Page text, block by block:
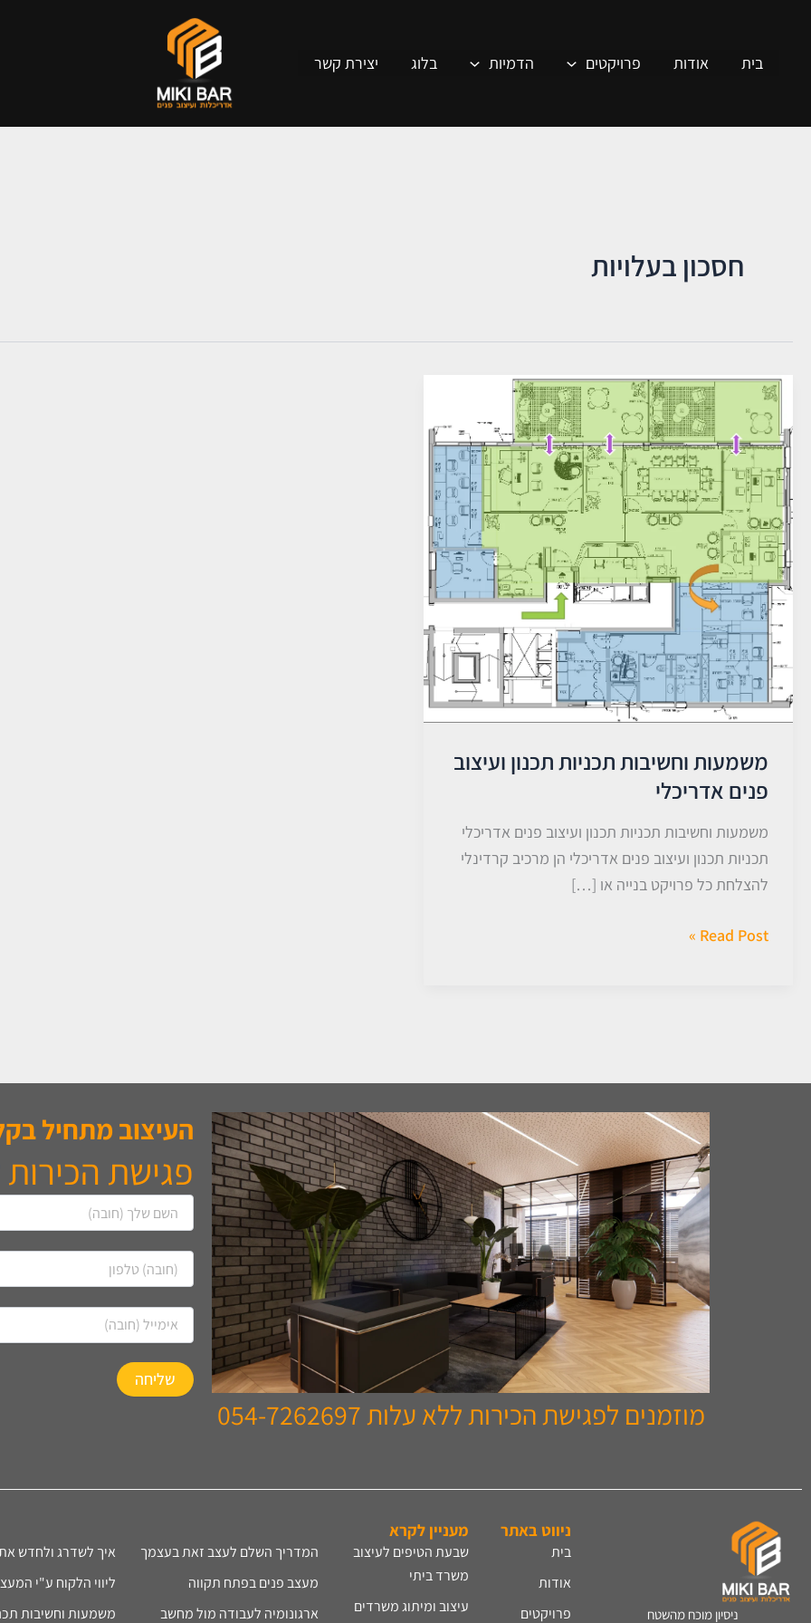
בית
אודות פרויקטים הדמיות בלוג יצירת קשר
חסכון בעלויות
משמעות וחשיבות תכניות תכנון ועיצוב
פנים אדריכלי
משמעות וחשיבות תכניות תכנון ועיצוב פנים אדריכלי
תכניות תכנון ועיצוב פנים אדריכלי הן מרכיב קרדינלי
להצלחת כל פרויקט בנייה או […]
משמעות
וחשיבות
תכניות
תכנון
ועיצוב
פנים
אדריכלי
Read Post »
מוזמנים לפגישת הכירות ללא עלות 054-7262697
העיצוב מתחיל
פגישת
ניסיון מוכח מהשטח
ניווט באתר
בית
אודות
פרויקטים
מעניין לקרא
שבעת הטיפים לעיצוב
משרד ביתי​
עיצוב ומיתוג משרדים
המדריך השלם לעצב זאת בעצמך
מעצב פנים בפתח תקווה
ארגונומיה לעבודה מול מחשב
איך לשדרג ולחדש
ליווי הלקוח ע"י
משמעות וחשיבות